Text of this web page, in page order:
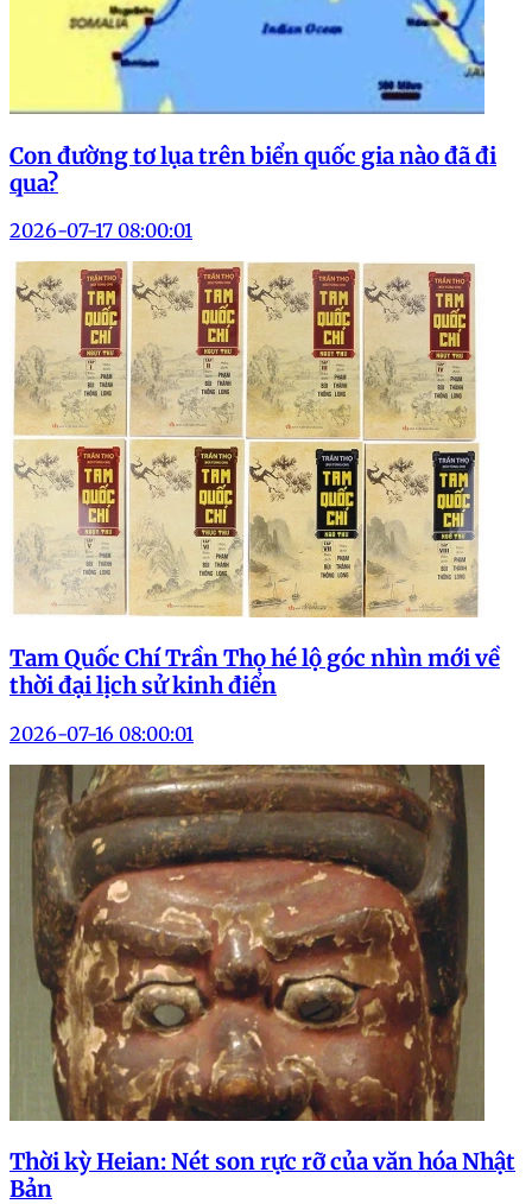
Con đường tơ lụa trên biển quốc gia nào đã đi
qua?
2026-07-17 08:00:01
Tam Quốc Chí Trần Thọ hé lộ góc nhìn mới về
thời đại lịch sử kinh điển
2026-07-16 08:00:01
Thời kỳ Heian: Nét son rực rỡ của văn hóa Nhật
Bản